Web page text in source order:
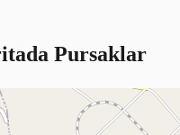
Pursaklar